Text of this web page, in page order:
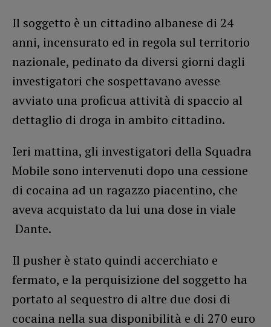
Il soggetto è un cittadino albanese di 24
anni, incensurato ed in regola sul territorio
nazionale, pedinato da diversi giorni dagli
investigatori che sospettavano avesse
avviato una proficua attività di spaccio al
dettaglio di droga in ambito cittadino.
Ieri mattina, gli investigatori della Squadra
Mobile sono intervenuti dopo una cessione
di cocaina ad un ragazzo piacentino, che
aveva acquistato da lui una dose in viale
Dante.
Il pusher è stato quindi accerchiato e
fermato, e la perquisizione del soggetto ha
portato al sequestro di altre due dosi di
cocaina nella sua disponibilità e di 270 euro